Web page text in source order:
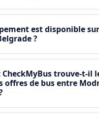
est disponible
?
trouve-t-il
offres de bus entre